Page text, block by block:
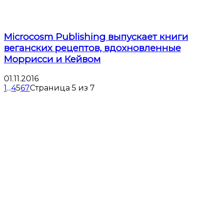
Microcosm Publishing выпускает книги
веганских рецептов, вдохновленные
Моррисси и Кейвом
01.11.2016
1...4567Страница 5 из 7